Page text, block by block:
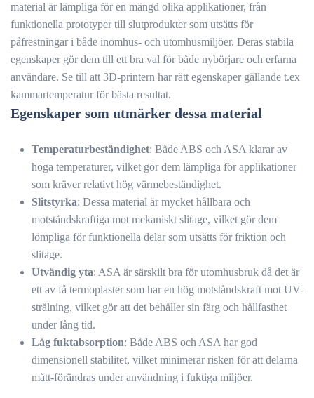
material är lämpliga för en mängd olika applikationer, från
funktionella prototyper till slutprodukter som utsätts för
påfrestningar i både inomhus- och utomhusmiljöer. Deras stabila
egenskaper gör dem till ett bra val för både nybörjare och erfarna
användare. Se till att 3D-printern har rätt egenskaper gällande t.ex
kammartemperatur för bästa resultat.
Egenskaper som utmärker dessa material
Temperaturbeständighet: Både ABS och ASA klarar av
höga temperaturer, vilket gör dem lämpliga för applikationer
som kräver relativt hög värmebeständighet.
Slitstyrka: Dessa material är mycket hållbara och
motståndskraftiga mot mekaniskt slitage, vilket gör dem
lömpliga för funktionella delar som utsätts för friktion och
slitage.
Utvändig yta: ASA är särskilt bra för utomhusbruk då det är
ett av få termoplaster som har en hög motståndskraft mot UV-
strålning, vilket gör att det behåller sin färg och hållfasthet
under lång tid.
Låg fuktabsorption: Både ABS och ASA har god
dimensionell stabilitet, vilket minimerar risken för att delarna
mått-förändras under användning i fuktiga miljöer.